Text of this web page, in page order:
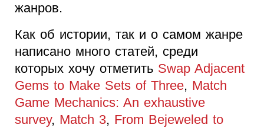
жанров.
Как об истории, так и о самом жанре
написано много статей, среди
которых хочу отметить Swap Adjacent
Gems to Make Sets of Three, Match
Game Mechanics: An exhaustive
survey, Match 3, From Bejeweled to